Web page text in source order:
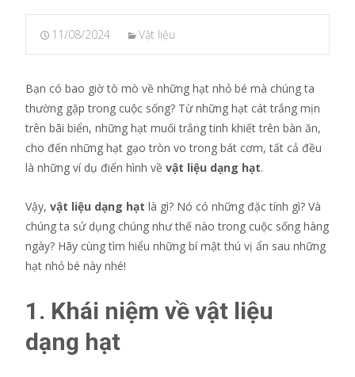
11/08/2024 Vật liệu
Bạn có bao giờ tò mò về những hạt nhỏ bé mà chúng ta
thường gặp trong cuộc sống? Từ những hạt cát trắng mịn
trên bãi biển, những hạt muối trắng tinh khiết trên bàn ăn,
cho đến những hạt gạo tròn vo trong bát cơm, tất cả đều
là những ví dụ điển hình về vật liệu dạng hạt.
Vậy, vật liệu dạng hạt là gì? Nó có những đặc tính gì? Và
chúng ta sử dụng chúng như thế nào trong cuộc sống hàng
ngày? Hãy cùng tìm hiểu những bí mật thú vị ẩn sau những
hạt nhỏ bé này nhé!
1. Khái niệm về vật liệu
dạng hạt